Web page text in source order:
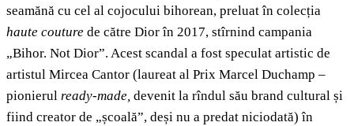
seamănă cu cel al cojocului bihorean, preluat în colecția
haute couture de către Dior în 2017, stîrnind campania
„Bihor. Not Dior”. Acest scandal a fost speculat artistic de
artistul Mircea Cantor (laureat al Prix Marcel Duchamp –
pionierul ready-made, devenit la rîndul său brand cultural și
fiind creator de „școală”, deși nu a predat niciodată) în